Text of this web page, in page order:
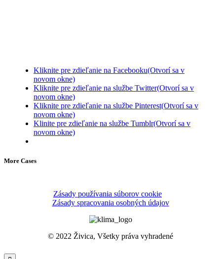
Kliknite pre zdieľanie na Facebooku(Otvorí sa v
novom okne)
Kliknite pre zdieľanie na službe Twitter(Otvorí sa v
novom okne)
Kliknite pre zdieľanie na službe Pinterest(Otvorí sa v
novom okne)
Klinite pre zdieľanie na službe Tumblr(Otvorí sa v
novom okne)
More Cases
Zásady používania súborov cookie
Zásady spracovania osobných údajov
© 2022 Živica, Všetky práva vyhradené